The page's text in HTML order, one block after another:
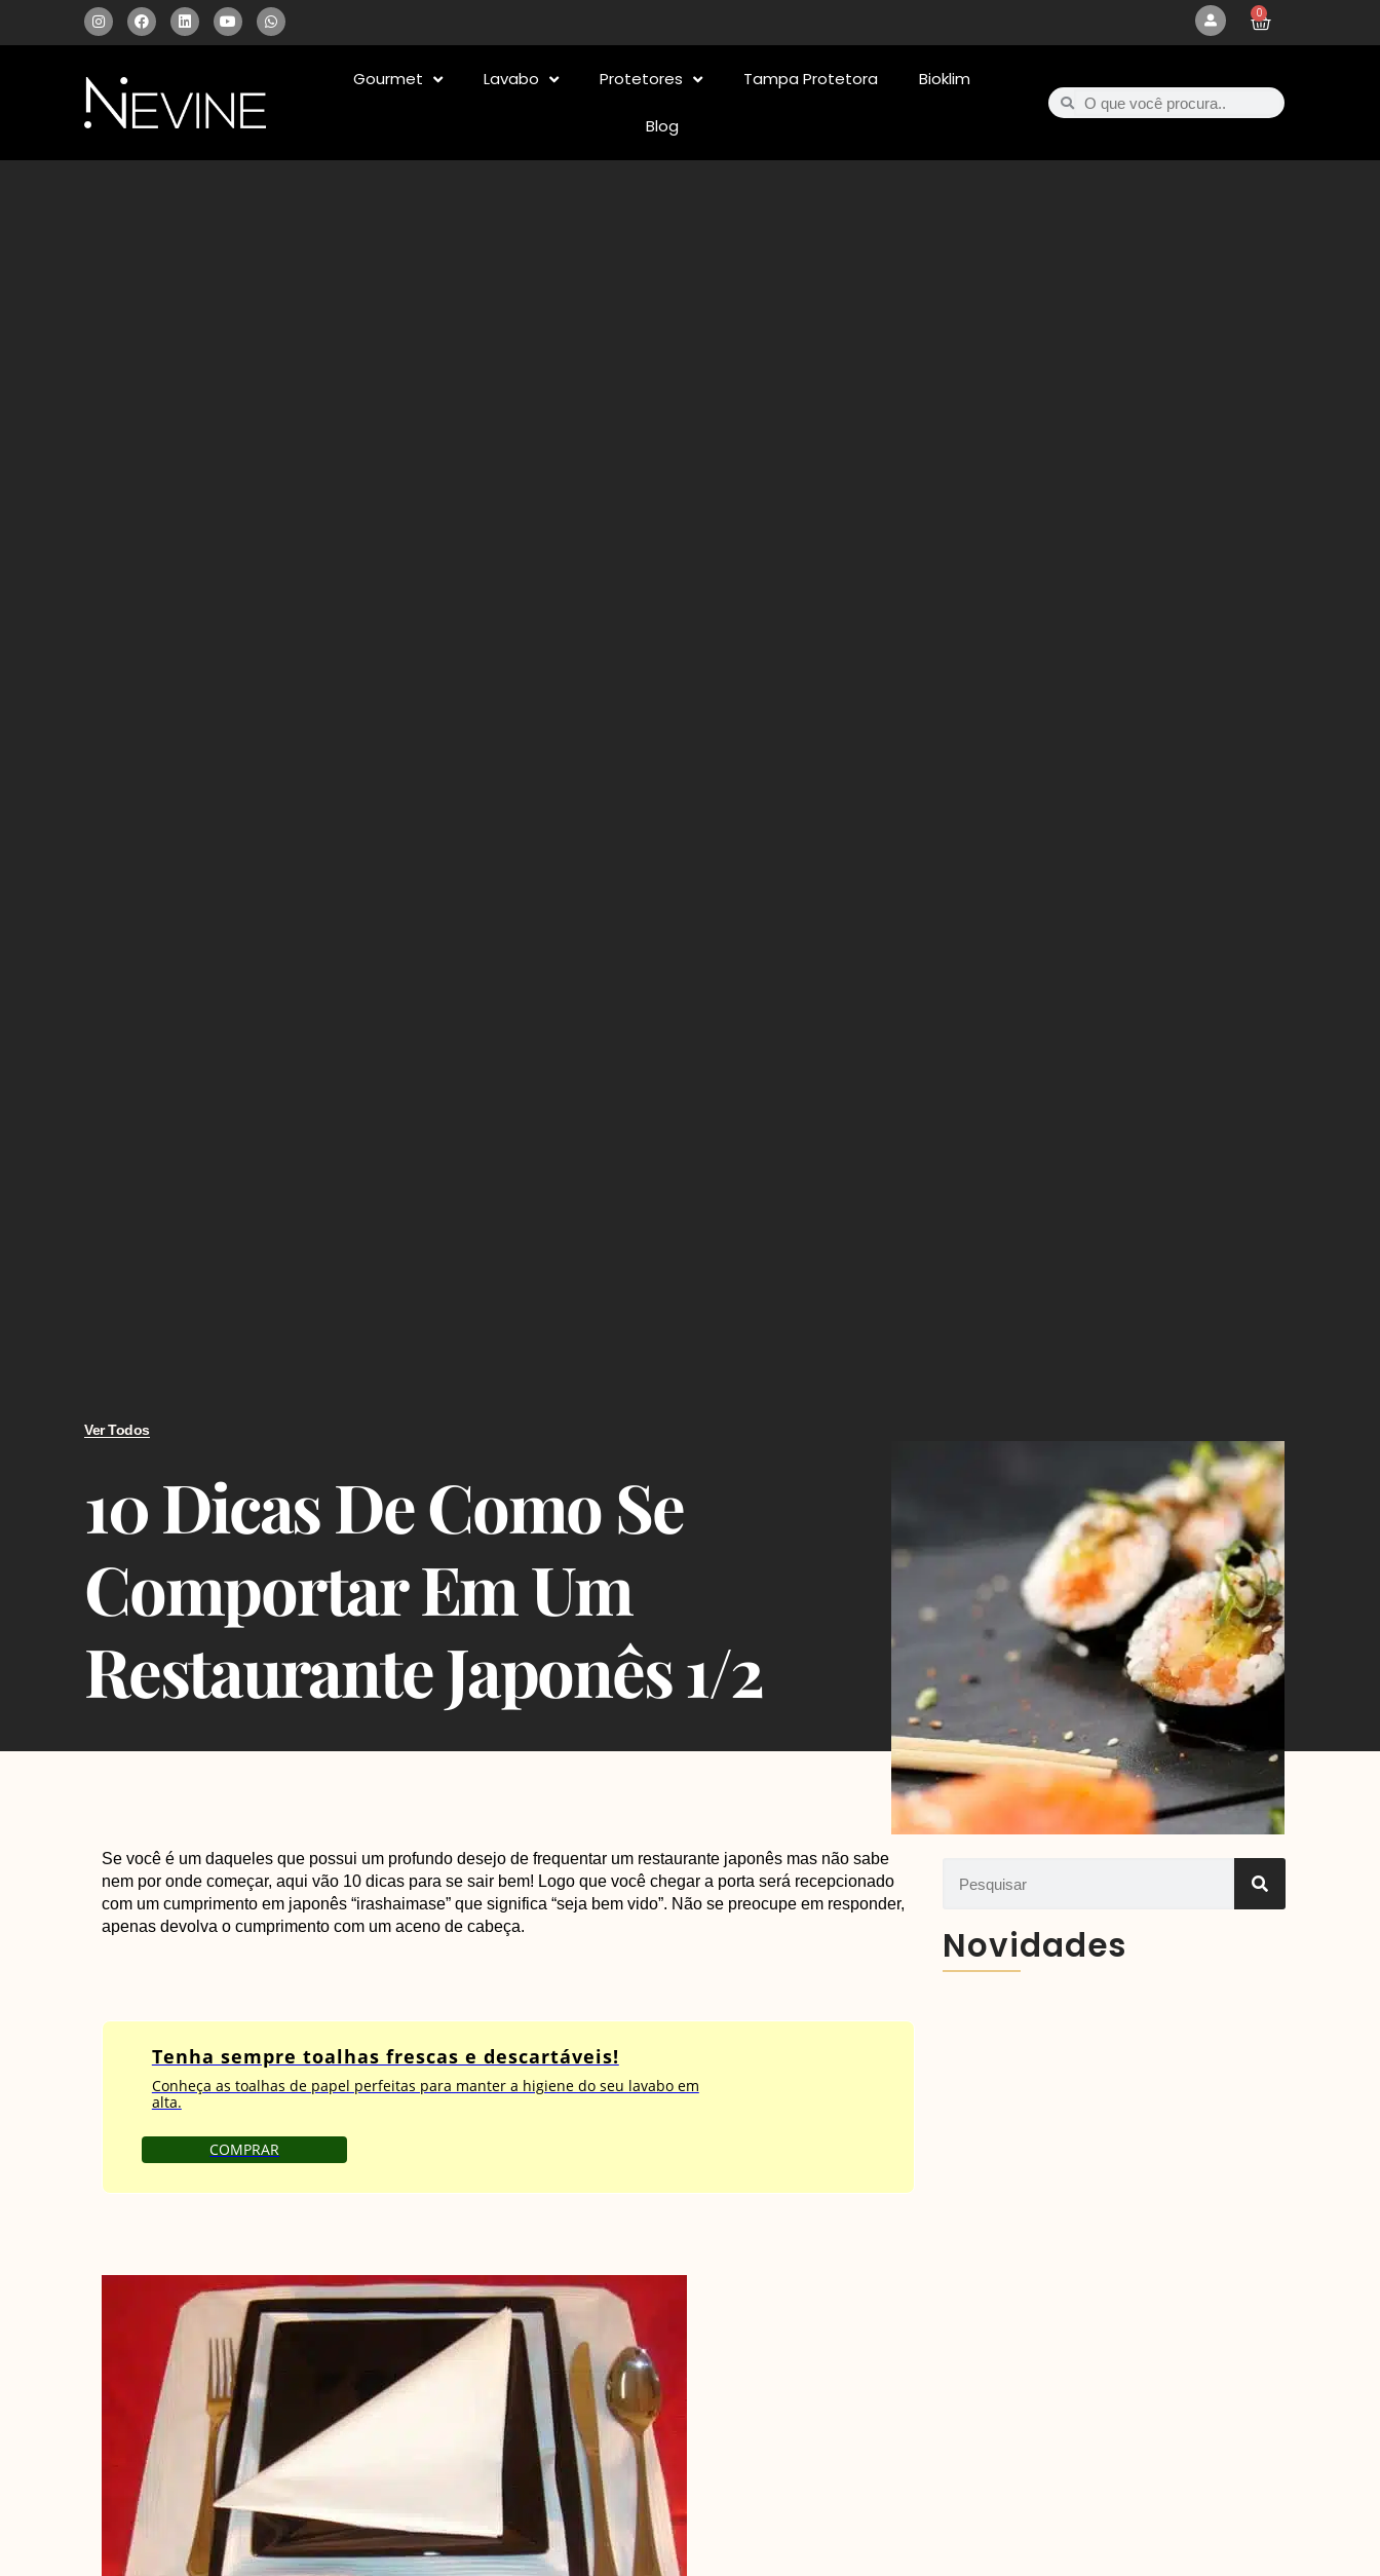
0
Gourmet Lavabo Protetores Tampa Protetora Bioklim
Blog
Ver Todos
10 Dicas De Como Se
Comportar Em Um
Restaurante Japonês 1/2
Se você é um daqueles que possui um profundo desejo de frequentar um restaurante japonês mas não sabe
nem por onde começar, aqui vão 10 dicas para se sair bem! Logo que você chegar a porta será recepcionado
com um cumprimento em japonês “irashaimase” que significa “seja bem vido”. Não se preocupe em responder,
apenas devolva o cumprimento com um aceno de cabeça.
Tenha sempre toalhas frescas e descartáveis!
Conheça as toalhas de papel perfeitas para manter a higiene do seu lavabo em
alta.
COMPRAR
Novidades